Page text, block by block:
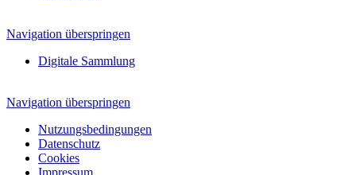
Navigation überspringen
Digitale Sammlung
Navigation überspringen
Nutzungsbedingungen
Datenschutz
Cookies
Impressum